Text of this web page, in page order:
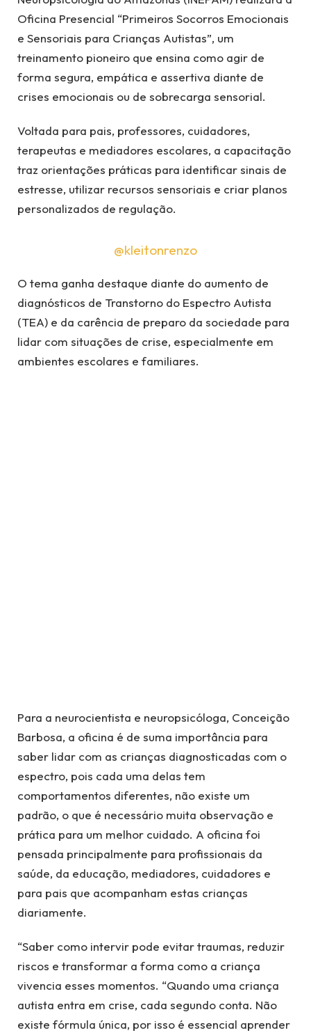
Oficina Presencial “Primeiros Socorros Emocionais
e Sensoriais para Crianças Autistas”, um
treinamento pioneiro que ensina como agir de
forma segura, empática e assertiva diante de
crises emocionais ou de sobrecarga sensorial.
Voltada para pais, professores, cuidadores,
terapeutas e mediadores escolares, a capacitação
traz orientações práticas para identificar sinais de
estresse, utilizar recursos sensoriais e criar planos
personalizados de regulação.
@kleitonrenzo
O tema ganha destaque diante do aumento de
diagnósticos de Transtorno do Espectro Autista
(TEA) e da carência de preparo da sociedade para
lidar com situações de crise, especialmente em
ambientes escolares e familiares.
Para a neurocientista e neuropsicóloga, Conceição
Barbosa, a oficina é de suma importância para
saber lidar com as crianças diagnosticadas com o
espectro, pois cada uma delas tem
comportamentos diferentes, não existe um
padrão, o que é necessário muita observação e
prática para um melhor cuidado. A oficina foi
pensada principalmente para profissionais da
saúde, da educação, mediadores, cuidadores e
para pais que acompanham estas crianças
diariamente.
“Saber como intervir pode evitar traumas, reduzir
riscos e transformar a forma como a criança
vivencia esses momentos. “Quando uma criança
autista entra em crise, cada segundo conta. Não
existe fórmula única, por isso é essencial aprender